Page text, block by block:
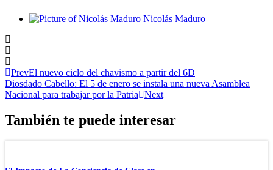
Nicolás Maduro
PrevEl nuevo ciclo del chavismo a partir del 6D
Diosdado Cabello: El 5 de enero se instala una nueva Asamblea
Nacional para trabajar por la Patria
Next
También te puede interesar